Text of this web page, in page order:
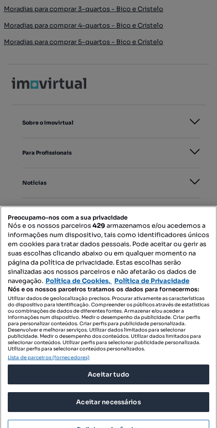
Moradias para comprar 3-quartos - Bico e Cristelo
Moradias para comprar 4-quartos - Bico e Cristelo
Moradias para comprar 5-quartos - Bico e Cristelo
Sobre o Imovirtual
Para Profissionais
Notícias
Mapa do Site
Contacte-nos
SIGA-NOS:
DESCARREGAR NA:
© 2026 Imovirtual.com, OLX Portugal, S.A.
TERMOS DE UTILIZAÇÃO
Preocupamo-nos com a sua privacidade
Nós e os nossos parceiros429armazenamos e/ou acedemos a
informações num dispositivo, tais como identificadores únicos
em cookies para tratar dados pessoais. Pode aceitar ou gerir as
suas escolhas clicando abaixo ou em qualquer momento na
página da política de privacidade. Estas escolhas serão
sinalizadas aos nossos parceiros e não afetarão os dados de
navegação. Política de Cookies, Política de Privacidade
Nós e os nossos parceiros tratamos os dados para fornecermos:
Utilizar dados de geolocalização precisos. Procurar ativamente as características
do dispositivo para identificação. Compreender os públicos através de estatísticas
ou combinações de dados de diferentes fontes. Armazenar e/ou aceder a
informações num dispositivo. Medir o desempenho da publicidade. Criar perfis
para personalizar conteúdos. Criar perfis para publicidade personalizada.
Desenvolver e melhorar serviços. Utilizar dados limitados para selecionar
publicidade. Medir o desempenho dos conteúdos. Utilizar dados limitados para
selecionar conteúdos. Utilizar perfis para selecionar publicidade personalizada.
Utilizar perfis para selecionar conteúdos personalizados.
Lista de parceiros (fornecedores)
Aceitar tudo
Aceitar necessários